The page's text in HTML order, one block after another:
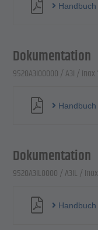
Handbuch
Dokumentation
9520A3I00000 / A3I / Inox
Handbuch
Dokumentation
9520A3IL0000 / A3IL /
Handbuch